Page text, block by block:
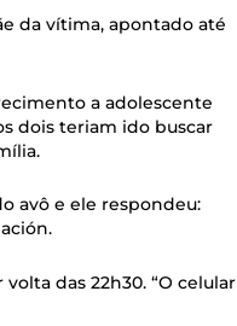
da vítima, apontado até
a adolescente
dois teriam ido buscar
avô e ele respondeu:
das 22h30. “O celular